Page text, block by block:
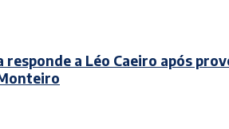
a Léo Caeiro após